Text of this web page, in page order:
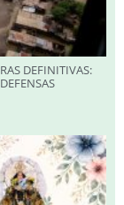
DEFINITIVAS: